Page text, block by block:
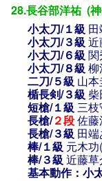
28.長谷部洋祐 (
小太刀/１級
小太刀/３級 近
小太刀/６級 関
小太刀/８級 柳
二刀/５級 山
楯長剣/３級 柴
短槍/１級 三枝
長槍/２段佐
長槍/３級 田
棒/１級 元木
棒/３級 近藤
基本動作：小